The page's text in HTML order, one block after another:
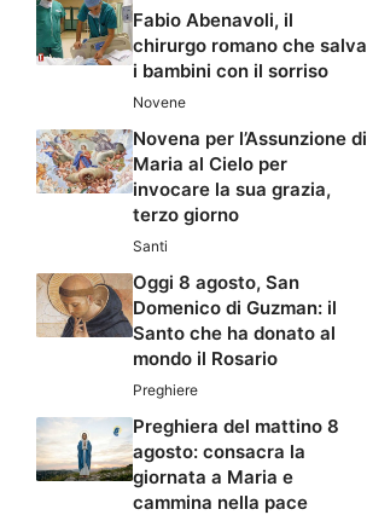
Fabio Abenavoli, il
chirurgo romano che salva
i bambini con il sorriso
Novene
Novena per l’Assunzione di
Maria al Cielo per
invocare la sua grazia,
terzo giorno
Santi
Oggi 8 agosto, San
Domenico di Guzman: il
Santo che ha donato al
mondo il Rosario
Preghiere
Preghiera del mattino 8
agosto: consacra la
giornata a Maria e
cammina nella pace